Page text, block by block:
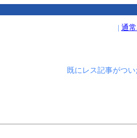
| 通
既にレス記事がつ